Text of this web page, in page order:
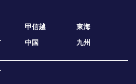
甲信越
東海
中国 九州